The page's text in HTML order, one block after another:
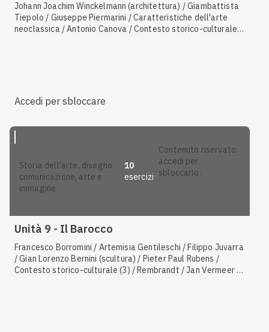
Johann Joachim Winckelmann (architettura) / Giambattista
Tiepolo / Giuseppe Piermarini / Caratteristiche dell'arte
neoclassica / Antonio Canova / Contesto storico-culturale
Dominique Ingres / Rembrandt / Velazquez / Caratteristiche
del Rococò / Luigi Vanvitelli / Contesto storico-culturale (4)
Accedi per sbloccare
storia dell'arte, disegno
comunicazione, arte e
immagine
10
esercizi
contenuto riservato:
accedi per
sbloccarlo.
Unità 9 - Il Barocco
Francesco Borromini / Artemisia Gentileschi / Filippo Juvarra
/ Gian Lorenzo Bernini (scultura) / Pieter Paul Rubens /
Contesto storico-culturale (3) / Rembrandt / Jan Vermeer /